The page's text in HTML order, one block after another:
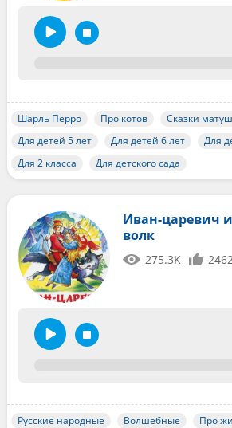
Шарль Перро Про котов
Сказки
Для детей 5 лет
Для детей 6 лет
Для
Для 2 класса
Для детского сада
Иван-царевич
волк
275.3K
Русские народные Волшебные
Про